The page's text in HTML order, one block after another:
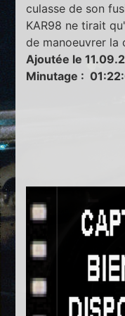
culasse de son
KAR98 ne tirait
de manoeuvrer la
Ajoutée le
Minutage :